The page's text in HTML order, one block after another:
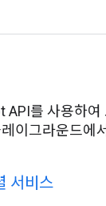
를 사용하여
이그라운드에
서비스